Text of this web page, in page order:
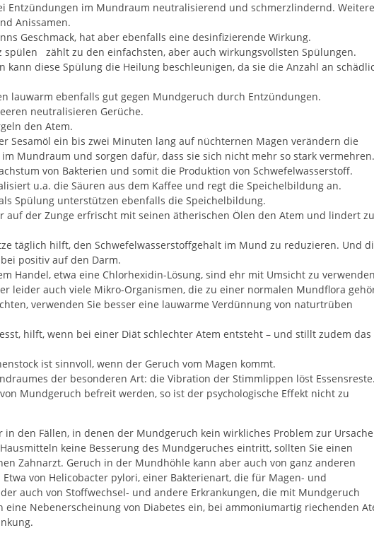
Entzündungen im Mundraum neutralisierend und schmerzlindernd. Weitere
Anissamen.
Geschmack, hat aber ebenfalls eine desinfizierende Wirkung.
spülen zählt zu den einfachsten, aber auch wirkungsvollsten Spülungen.
kann diese Spülung die Heilung beschleunigen, da sie die Anzahl an
lauwarm ebenfalls gut gegen Mundgeruch durch Entzündungen.
neutralisieren Gerüche.
den Atem.
Sesamöl ein bis zwei Minuten lang auf nüchternen Magen verändern die
Mundraum und sorgen dafür, dass sie sich nicht mehr so stark vermehren.
von Bakterien und somit die Produktion von Schwefelwasserstoff.
u.a. die Säuren aus dem Kaffee und regt die Speichelbildung an.
Spülung unterstützen ebenfalls die Speichelbildung.
auf der Zunge erfrischt mit seinen ätherischen Ölen den Atem und lindert
täglich hilft, den Schwefelwasserstoffgehalt im Mund zu reduzieren. Und
positiv auf den Darm.
Handel, etwa eine Chlorhexidin-Lösung, sind ehr mit Umsicht zu
leider auch viele Mikro-Organismen, die zu einer normalen Mundflora
verwenden Sie besser eine lauwarme Verdünnung von naturtrüben
hilft, wenn bei einer Diät schlechter Atem entsteht – und stillt zudem das
ist sinnvoll, wenn der Geruch vom Magen kommt.
der besonderen Art: die Vibration der Stimmlippen löst Essensreste.
Mundgeruch befreit werden, so ist der psychologische Effekt nicht zu
den Fällen, in denen der Mundgeruch kein wirkliches Problem zur
keine Besserung des Mundgeruches eintritt, sollten Sie einen
Zahnarzt. Geruch in der Mundhöhle kann aber auch von ganz anderen
von Helicobacter pylori, einer Bakterienart, die für Magen- und
auch von Stoffwechsel- und andere Erkrankungen, die mit Mundgeruch
Nebenerscheinung von Diabetes ein, bei ammoniumartig riechenden